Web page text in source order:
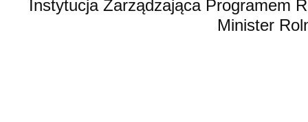
Instytucja Zarządzająca Programem
Minister